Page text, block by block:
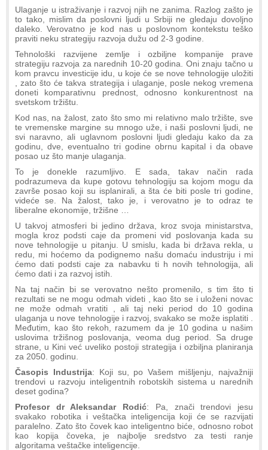
Ulaganje u istraživanje i razvoj njih ne zanima. Razlog zašto je
to tako, mislim da poslovni ljudi u Srbiji ne gledaju dovoljno
daleko. Verovatno je kod nas u poslovnom kontekstu teško
praviti neku strategiju razvoja dužu od 2-3 godine.
Tehnološki razvijene zemlje i ozbiljne kompanije prave
strategiju razvoja za narednih 10-20 godina. Oni znaju tačno u
kom pravcu investicije idu, u koje će se nove tehnologije uložiti
, zato što će takva strategija i ulaganje, posle nekog vremena
doneti komparativnu prednost, odnosno konkurentnost na
svetskom tržištu.
Kod nas, na žalost, zato što smo mi relativno malo tržište, sve
te vremenske margine su mnogo uže, i naši poslovni ljudi, ne
svi naravno, ali uglavnom poslovni ljudi gledaju kako da za
godinu, dve, eventualno tri godine obrnu kapital i da obave
posao uz što manje ulaganja.
To je donekle razumljivo. E sada, takav način rada
podrazumeva da kupe gotovu tehnologiju sa kojom mogu da
završe posao koji su isplanirali, a šta će biti posle tri godine,
videće se. Na žalost, tako je, i verovatno je to odraz te
liberalne ekonomije, tržišne …
U takvoj atmosferi bi jedino država, kroz svoja ministarstva,
mogla kroz podsti caje da promeni vid poslovanja kada su
nove tehnologije u pitanju. U smislu, kada bi država rekla, u
redu, mi hoćemo da podignemo našu domaću industriju i mi
ćemo dati podsti caje za nabavku ti h novih tehnologija, ali
ćemo dati i za razvoj istih.
Na taj način bi se verovatno nešto promenilo, s tim što ti
rezultati se ne mogu odmah videti , kao što se i uloženi novac
ne može odmah vratiti , ali taj neki period do 10 godina
ulaganja u nove tehnologije i razvoj, svakako se može isplatiti .
Međutim, kao što rekoh, razumem da je 10 godina u našim
uslovima tržišnog poslovanja, veoma dug period. Sa druge
strane, u Kini već uveliko postoji strategija i ozbiljna planiranja
za 2050. godinu.
Časopis Industrija: Koji su, po Vašem mišljenju, najvažniji
trendovi u razvoju inteligentnih robotskih sistema u narednih
deset godina?
Profesor dr Aleksandar Rodić: Pa, znači trendovi jesu
svakako robotika i veštačka inteligencija koji će se razvijati
paralelno. Zato što čovek kao inteligentno biće, odnosno robot
kao kopija čoveka, je najbolje sredstvo za testi ranje
algoritama veštačke inteligencije.